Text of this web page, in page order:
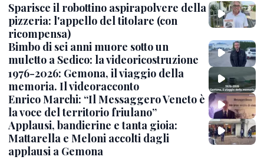
Sparisce il robottino aspirapolvere della
pizzeria: l'appello del titolare (con
ricompensa)
Bimbo di sei anni muore sotto un
muletto a Sedico: la videoricostruzione
1976-2026: Gemona, il viaggio della
memoria. Il videoracconto
Enrico Marchi: “Il Messaggero Veneto è
la voce del territorio friulano”
Applausi, bandierine e tanta gioia:
Mattarella e Meloni accolti dagli
applausi a Gemona